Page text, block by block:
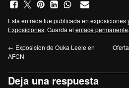
Esta entrada fue publicada en exposiciones
Exposiciones. Guarda el enlace permanente.
← Exposicion de Ouka Leele en
AFCN
Deja una respuesta